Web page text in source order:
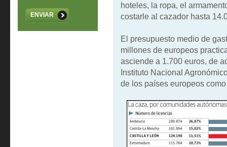
ENVIAR
hoteles, la ropa, el
costarle al cazador hasta
El presupuesto medio de
millones de europeos
asciende a 1.700 euros, de
Instituto Nacional
de los países europeos